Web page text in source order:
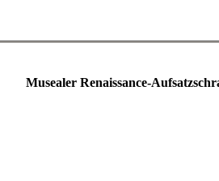
Musealer Renaissance-